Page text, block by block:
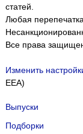
статей.
Любая
Все права
Изменить
EEA)
Выпуски
Подборки